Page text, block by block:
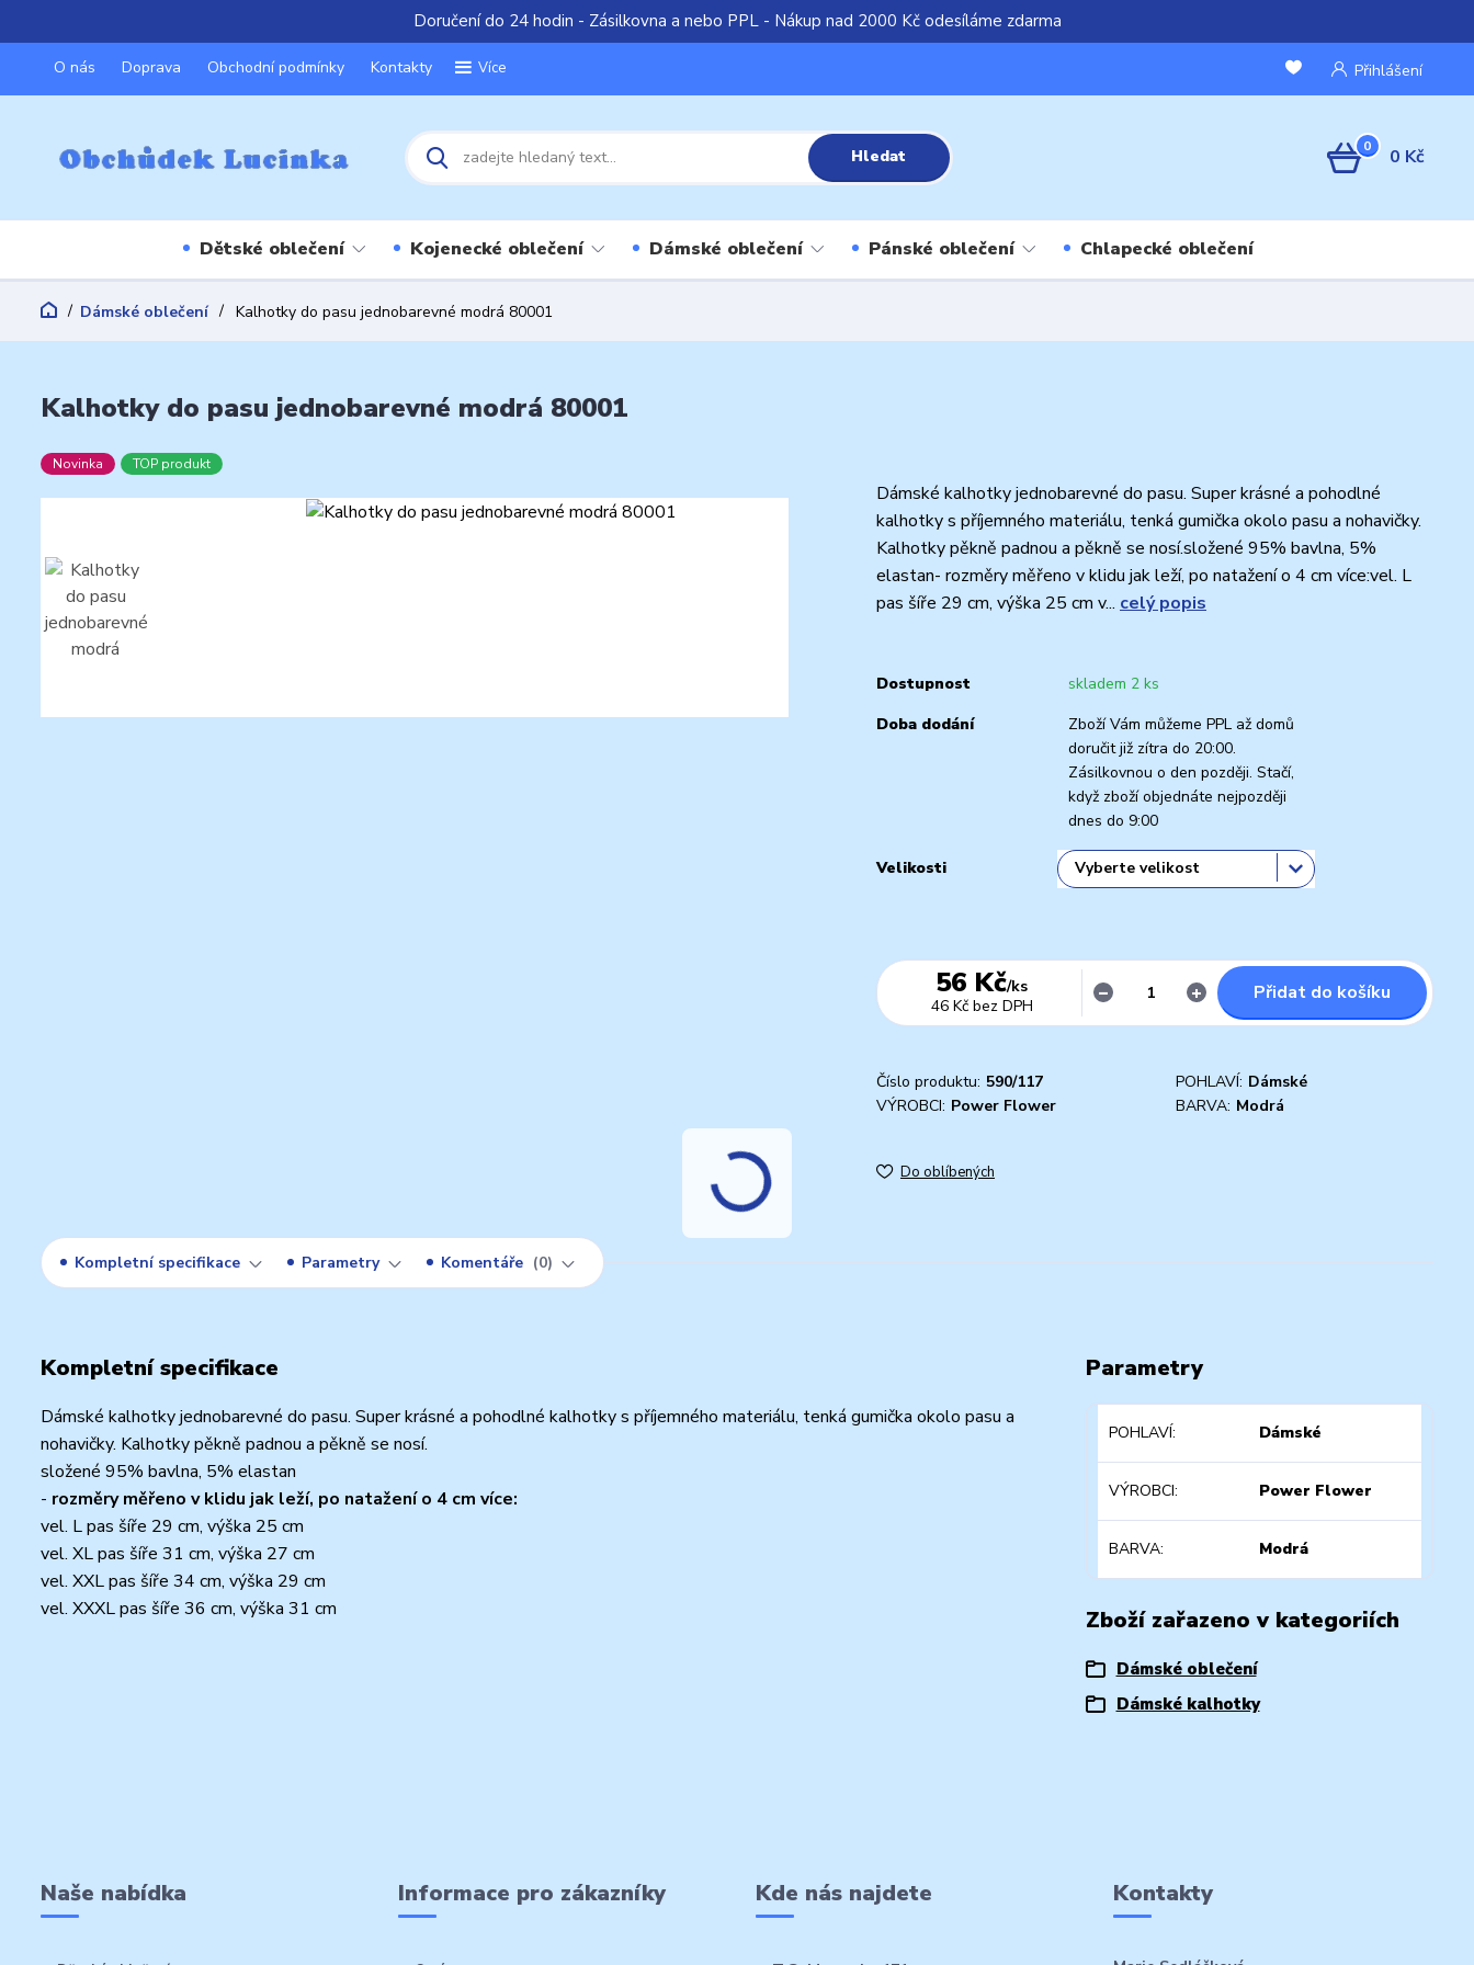
Doručení do 24 hodin - Zásilkovna a nebo PPL - Nákup nad 2000 Kč odesíláme zdarma
O nás Doprava Obchodní podmínky Kontakty Více Přihlášení
Hledat 0 0 Kč
Dětské oblečení Kojenecké oblečení Dámské oblečení Pánské oblečení Chlapecké oblečení
Dámské oblečení Kalhotky do pasu jednobarevné modrá 80001
Kalhotky do pasu jednobarevné modrá 80001
Novinka TOP produkt
Dámské kalhotky jednobarevné do pasu. Super krásné a pohodlné
kalhotky s příjemného materiálu, tenká gumička okolo pasu a nohavičky.
Kalhotky pěkně padnou a pěkně se nosí.složené 95% bavlna, 5%
elastan- rozměry měřeno v klidu jak leží, po natažení o 4 cm více:vel. L
pas šíře 29 cm, výška 25 cm v... celý popis
Dostupnost
skladem 2 ks
Doba dodání
Zboží Vám můžeme PPL až domů
doručit již zítra do 20:00.
Zásilkovnou o den později. Stačí,
když zboží objednáte nejpozději
dnes do 9:00
Velikosti
56 Kč/ks
46 Kč bez DPH
Přidat do košíku
Číslo produktu: 590/117 POHLAVÍ: Dámské
VÝROBCI: Power Flower BARVA: Modrá
Do oblíbených
Kompletní specifikace Parametry Komentáře 0
Kompletní specifikace
Dámské kalhotky jednobarevné do pasu. Super krásné a pohodlné kalhotky s příjemného materiálu, tenká gumička okolo pasu a
nohavičky. Kalhotky pěkně padnou a pěkně se nosí.
složené 95% bavlna, 5% elastan
- rozměry měřeno v klidu jak leží, po natažení o 4 cm více:
vel. L pas šíře 29 cm, výška 25 cm
vel. XL pas šíře 31 cm, výška 27 cm
vel. XXL pas šíře 34 cm, výška 29 cm
vel. XXXL pas šíře 36 cm, výška 31 cm
Parametry
POHLAVÍ Dámské
VÝROBCI Power Flower
BARVA Modrá
Zboží zařazeno v kategoriích
Dámské oblečení
Dámské kalhotky
Naše nabídka Informace pro zákazníky Kde nás najdete Kontakty